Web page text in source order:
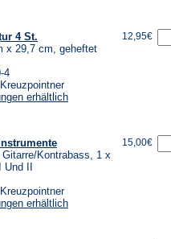
4 St.
x 29,7 cm, geheftet
4
erhältlich
12,95€
Kontrabass, 1 x
II
erhältlich
15,00€